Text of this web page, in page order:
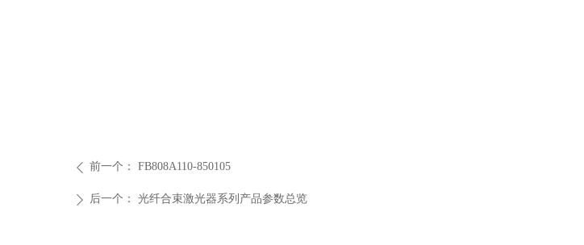
ꄴ 前一个： FB808A110-850105
ꄲ 后一个： 光纤合束激光器系列产品参数总览